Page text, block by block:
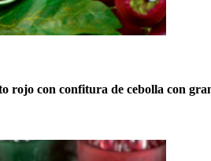
rojo con confitura de cebolla con